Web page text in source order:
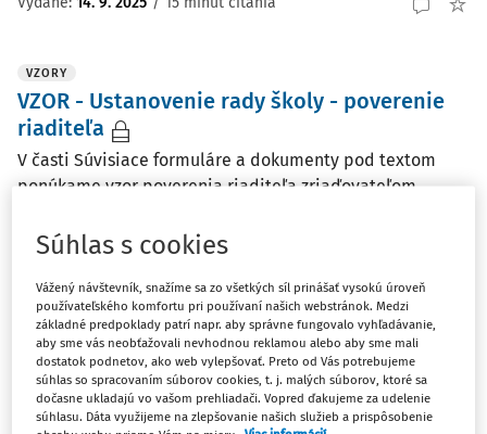
VZORY
VZOR - Ustanovenie rady školy - poverenie
riaditeľa
V časti Súvisiace formuláre a dokumenty pod textom
ponúkame vzor poverenia riaditeľa zriaďovateľom
rady školy.
Vydané:17. 9. 2024 / 1 minúta čítania
ČLÁNKY
Obecná školská rada, jej ustanovenie a
Súhlas s cookies
Vážený návštevník, snažíme sa zo všetkých síl prinášať vysokú úroveň
používateľského komfortu pri používaní našich webstránok. Medzi
základné predpoklady patrí napr. aby správne fungovalo vyhľadávanie,
aby sme vás neobťažovali nevhodnou reklamou alebo aby sme mali
dostatok podnetov, ako web vylepšovať. Preto od Vás potrebujeme
súhlas so spracovaním súborov cookies, t. j. malých súborov, ktoré sa
dočasne ukladajú vo vašom prehliadači. Vopred ďakujeme za udelenie
súhlasu. Dáta využijeme na zlepšovanie našich služieb a prispôsobenie